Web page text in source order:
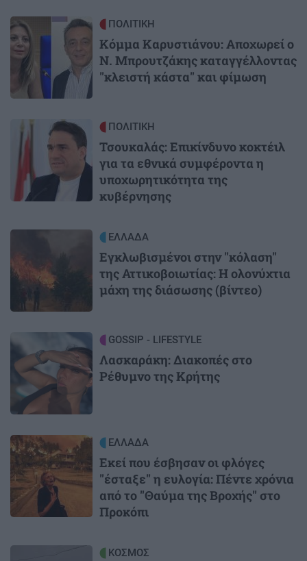
Image ΠΟΛΙΤΙΚΗ
Κόμμα Καρυστιάνου: Αποχωρεί ο
Ν. Μπρουτζάκης καταγγέλλοντας
"κλειστή κάστα" και φίμωση
Image ΠΟΛΙΤΙΚΗ
Τσουκαλάς: Επικίνδυνο κοκτέιλ
για τα εθνικά συμφέροντα η
υποχωρητικότητα της
κυβέρνησης
ΕΛΛΑΔΑ
Εγκλωβισμένοι στην "κόλαση"
της Αττικοβοιωτίας: Η ολονύχτια
μάχη της διάσωσης (βίντεο)
Image GOSSIP - LIFESTYLE
Λασκαράκη: Διακοπές στο
Ρέθυμνο της Κρήτης
Image ΕΛΛΑΔΑ
Εκεί που έσβησαν οι φλόγες
"έσταξε" η ευλογία: Πέντε χρόνια
από το "Θαύμα της Βροχής" στο
Προκόπι
ΚΟΣΜΟΣ